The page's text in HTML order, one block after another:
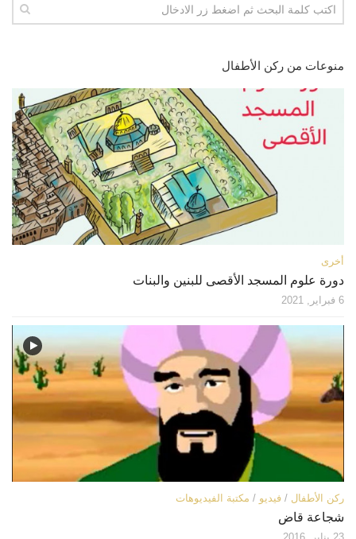
منوعات من ركن الأطفال
أخرى
دورة علوم المسجد الأقصى للبنين والبنات
6 فبراير, 2021
ركن الأطفال / فيديو / مكتبة الفيديوهات
شجاعة قاض